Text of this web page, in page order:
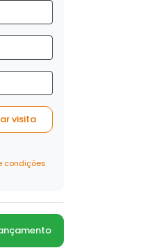
visita
condições